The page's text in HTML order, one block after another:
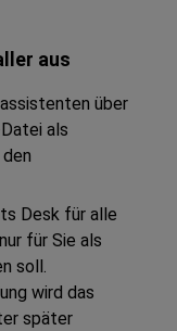
aus
über
als
Desk für alle
für Sie als
soll.
wird das
später